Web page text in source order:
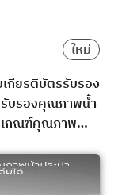
ใหม่
กียรติบัตรรับรอง
รับรองคุณภาพน้ำ
กณฑ์คุณภาพน้ำ